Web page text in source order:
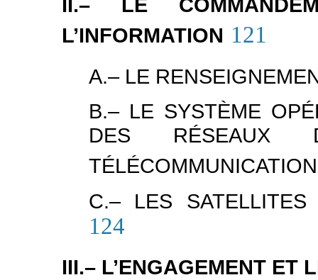
L’INFORMATION 121
A.– LE
B.– LE SYSTÈME
DES RÉSEAUX
C.– LES SATELLITES
124
III.– L’ENGAGEMENT ET